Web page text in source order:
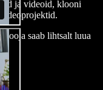
ja videoid, klooni
looja saab lihtsalt luua